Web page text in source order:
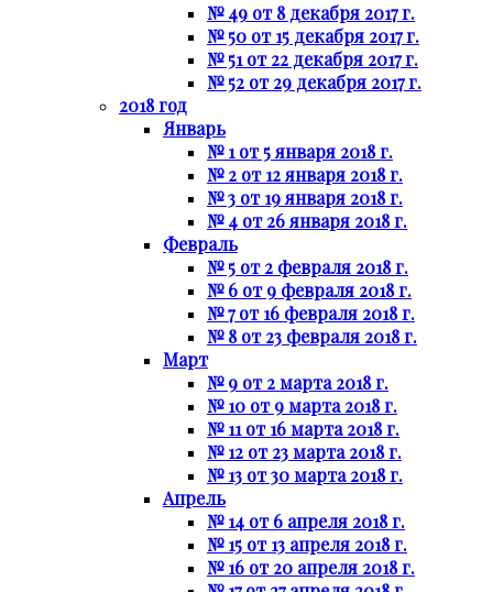
№ 49 от 8 декабря 2017 г.
№ 50 от 15 декабря 2017 г.
№ 51 от 22 декабря 2017 г.
№ 52 от 29 декабря 2017 г.
2018 год
Январь
№ 1 от 5 января 2018 г.
№ 2 от 12 января 2018 г.
№ 3 от 19 января 2018 г.
№ 4 от 26 января 2018 г.
Февраль
№ 5 от 2 февраля 2018 г.
№ 6 от 9 февраля 2018 г.
№ 7 от 16 февраля 2018 г.
№ 8 от 23 февраля 2018 г.
Март
№ 9 от 2 марта 2018 г.
№ 10 от 9 марта 2018 г.
№ 11 от 16 марта 2018 г.
№ 12 от 23 марта 2018 г.
№ 13 от 30 марта 2018 г.
Апрель
№ 14 от 6 апреля 2018 г.
№ 15 от 13 апреля 2018 г.
№ 16 от 20 апреля 2018 г.